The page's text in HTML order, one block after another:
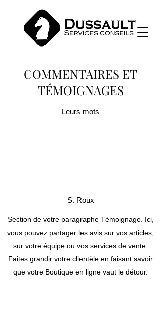
COMMENTAIRES ET
TÉMOIGNAGES
Leurs mots
S. Roux
Section de votre paragraphe Témoignage. Ici,
vous pouvez partager les avis sur vos articles,
sur votre équipe ou vos services de vente.
Faites grandir votre clientèle en faisant savoir
que votre Boutique en ligne vaut le détour.